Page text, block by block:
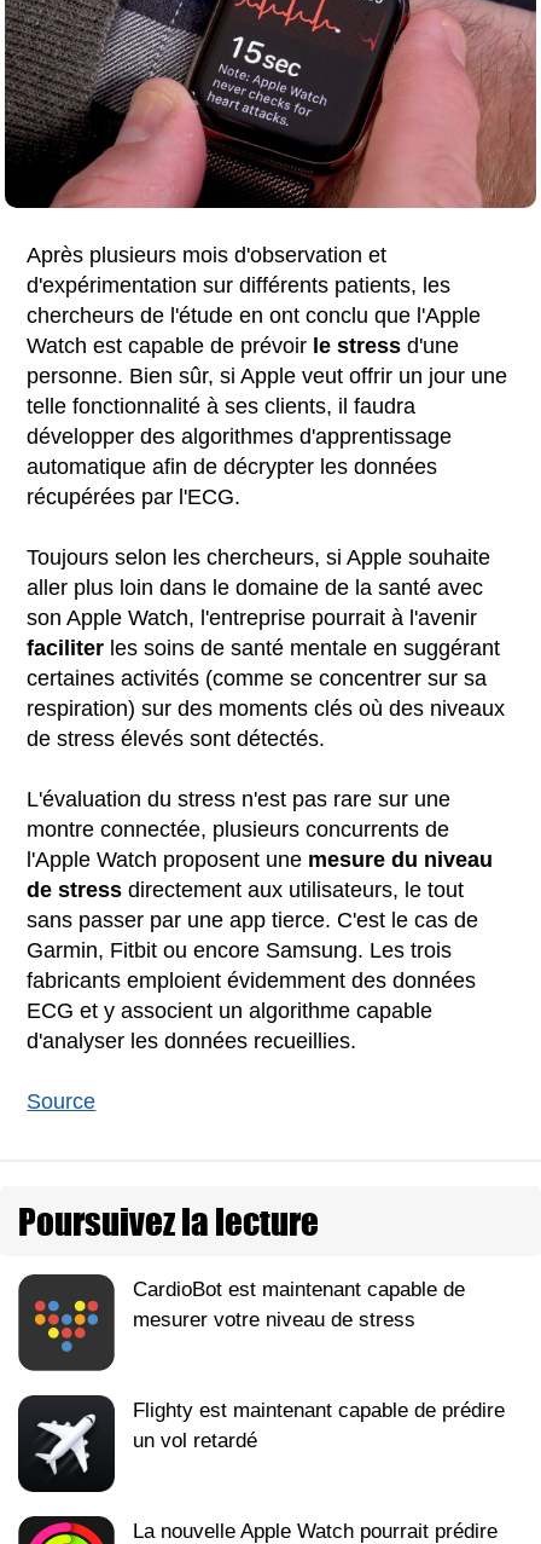
Après plusieurs mois d'observation et
d'expérimentation sur différents patients, les
chercheurs de l'étude en ont conclu que l'Apple
Watch est capable de prévoir le stress d'une
personne. Bien sûr, si Apple veut offrir un jour une
telle fonctionnalité à ses clients, il faudra
développer des algorithmes d'apprentissage
automatique afin de décrypter les données
récupérées par l'ECG.
Toujours selon les chercheurs, si Apple souhaite
aller plus loin dans le domaine de la santé avec
son Apple Watch, l'entreprise pourrait à l'avenir
faciliter les soins de santé mentale en suggérant
certaines activités (comme se concentrer sur sa
respiration) sur des moments clés où des niveaux
de stress élevés sont détectés.
L'évaluation du stress n'est pas rare sur une
montre connectée, plusieurs concurrents de
l'Apple Watch proposent une mesure du niveau
de stressdirectement aux utilisateurs, le tout
sans passer par une app tierce. C'est le cas de
Garmin, Fitbit ou encore Samsung. Les trois
fabricants emploient évidemment des données
ECG et y associent un algorithme capable
d'analyser les données recueillies.
Source
Poursuivez la lecture
CardioBot est maintenant capable de
mesurer votre niveau de stress
Flighty est maintenant capable de prédire
un vol retardé
La nouvelle Apple Watch pourrait prédire